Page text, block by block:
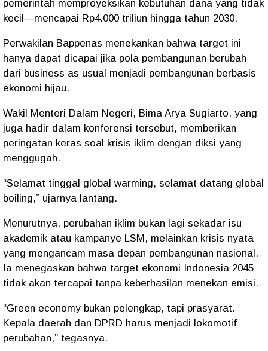
pemerintah memproyeksikan kebutuhan dana yang tidak
kecil—mencapai Rp4.000 triliun hingga tahun 2030.
Perwakilan Bappenas menekankan bahwa target ini
hanya dapat dicapai jika pola pembangunan berubah
dari business as usual menjadi pembangunan berbasis
ekonomi hijau.
Wakil Menteri Dalam Negeri, Bima Arya Sugiarto, yang
juga hadir dalam konferensi tersebut, memberikan
peringatan keras soal krisis iklim dengan diksi yang
menggugah.
“Selamat tinggal global warming, selamat datang global
boiling,” ujarnya lantang.
Menurutnya, perubahan iklim bukan lagi sekadar isu
akademik atau kampanye LSM, melainkan krisis nyata
yang mengancam masa depan pembangunan nasional.
Ia menegaskan bahwa target ekonomi Indonesia 2045
tidak akan tercapai tanpa keberhasilan menekan emisi.
“Green economy bukan pelengkap, tapi prasyarat.
Kepala daerah dan DPRD harus menjadi lokomotif
perubahan,” tegasnya.